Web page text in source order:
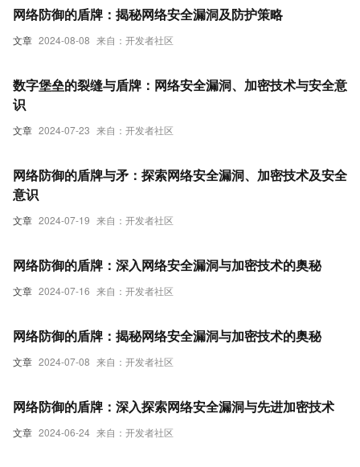
文章 2024-08-08 来自：开发者社区
网络防御的盾牌：揭秘网络安全漏洞及防护策略
文章 2024-07-23 来自：开发者社区
数字堡垒的裂缝与盾牌：网络安全漏洞、加密技术与安全意
识
文章 2024-07-19 来自：开发者社区
网络防御的盾牌与矛：探索网络安全漏洞、加密技术及安全
意识
文章 2024-07-16 来自：开发者社区
网络防御的盾牌：深入网络安全漏洞与加密技术的奥秘
文章 2024-07-08 来自：开发者社区
网络防御的盾牌：揭秘网络安全漏洞与加密技术的奥秘
文章 2024-06-24 来自：开发者社区
网络防御的盾牌：深入探索网络安全漏洞与先进加密技术